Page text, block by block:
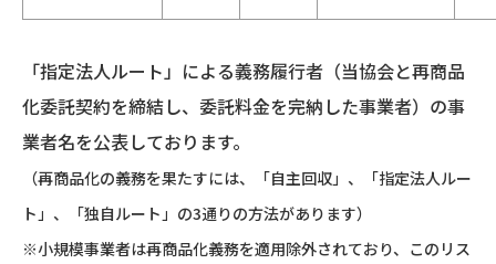
「指定法人ルート」による義務履行者（当協会と再商品
化委託契約を締結し、委託料金を完納した事業者）の事
業者名を公表しております。
（再商品化の義務を果たすには、「自主回収」、「指定法人ルー
ト」、「独自ルート」の3通りの方法があります）
※小規模事業者は再商品化義務を適用除外されており、このリス